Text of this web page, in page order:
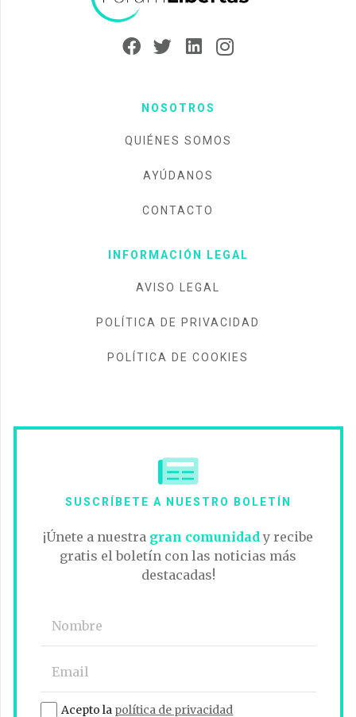
NOSOTROS
QUIÉNES SOMOS
AYÚDANOS
CONTACTO
INFORMACIÓN LEGAL
AVISO LEGAL
POLÍTICA DE PRIVACIDAD
POLÍTICA DE COOKIES
SUSCRÍBETE A NUESTRO BOLETÍN
¡Únete a nuestra gran comunidad y recibe
gratis el boletín con las noticias más
destacadas!
Acepto la política de privacidad